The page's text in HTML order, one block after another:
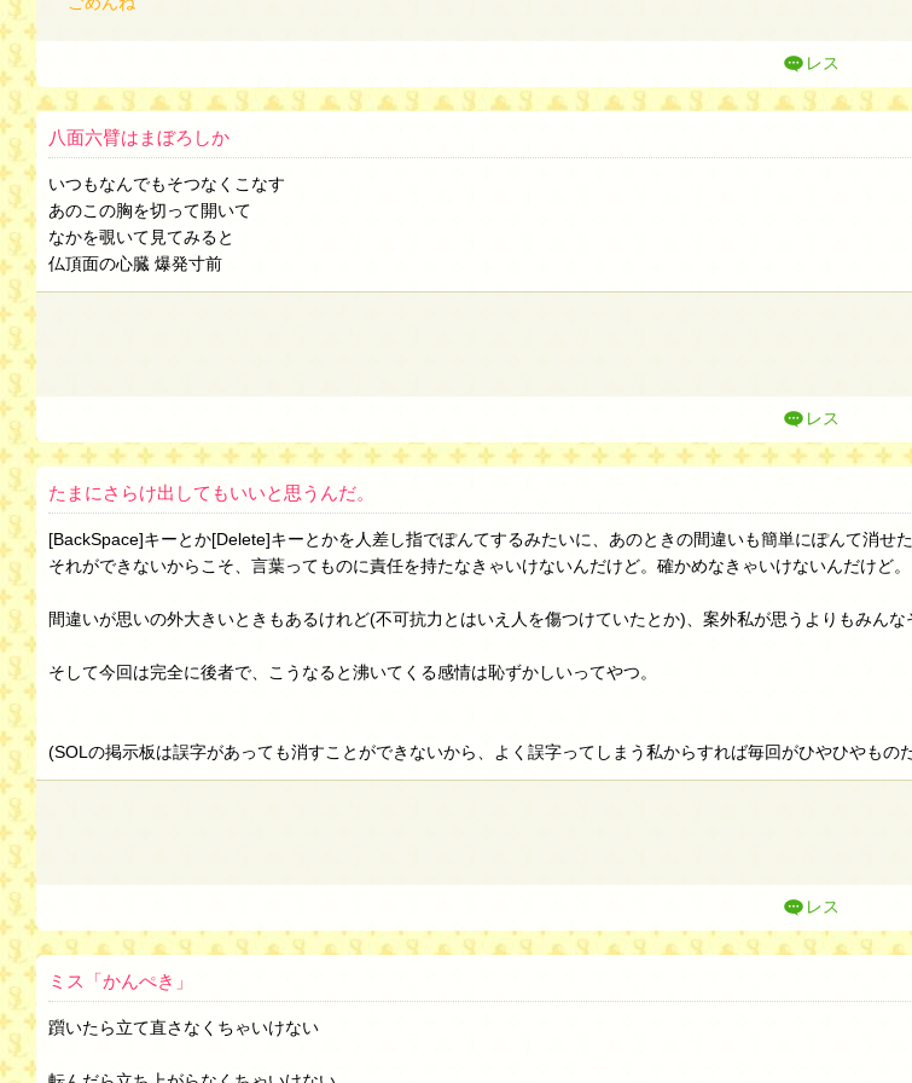
レス
八面六臂はまぼろしか
いつもなんでもそつなくこなす
あのこの胸を切って開いて
なかを覗いて見てみると
仏頂面の心臓 爆発寸前
レス
たまにさらけ出してもいいと思うんだ。
[BackSpace]キーとか[Delete]キーとかを人差し指でぽんてするみたいに、あのときの間違いも簡単にぽんて消せた
それができないからこそ、言葉ってものに責任を持たなきゃいけないんだけど。確かめなきゃいけないんだけど。
間違いが思いの外大きいときもあるけれど(不可抗力とはいえ人を傷つけていたとか)、案外私が思うよりもみん
そして今回は完全に後者で、こうなると沸いてくる感情は恥ずかしいってやつ。
(SOLの掲示板は誤字があっても消すことができないから、よく誤字ってしまう私からすれば毎回がひやひやもの
レス
ミス「かんぺき」
躓いたら立て直さなくちゃいけない